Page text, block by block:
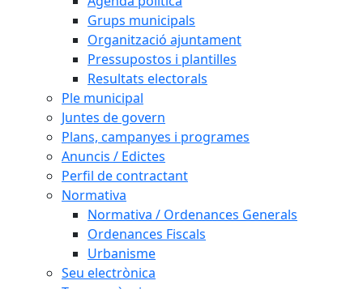
Grups municipals
Organització ajuntament
Pressupostos i plantilles
Resultats electorals
Ple municipal
Juntes de govern
Plans, campanyes i programes
Anuncis / Edictes
Perfil de contractant
Normativa
Normativa / Ordenances Generals
Ordenances Fiscals
Urbanisme
Seu electrònica